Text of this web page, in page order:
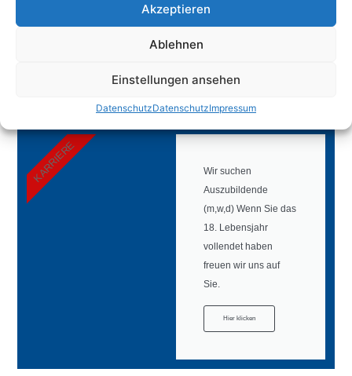
Akzeptieren
Ablehnen
Einstellungen ansehen
DatenschutzDatenschutzImpressum
Wir suchen
Auszubildende
(m,w,d) Wenn Sie das
18. Lebensjahr
vollendet haben
freuen wir uns auf
Sie.
Hier klicken
KARRIERE